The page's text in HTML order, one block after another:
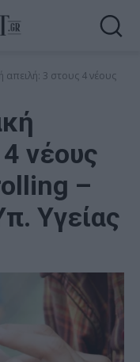
3 στους 4 νέους
νέους
–
Υγείας